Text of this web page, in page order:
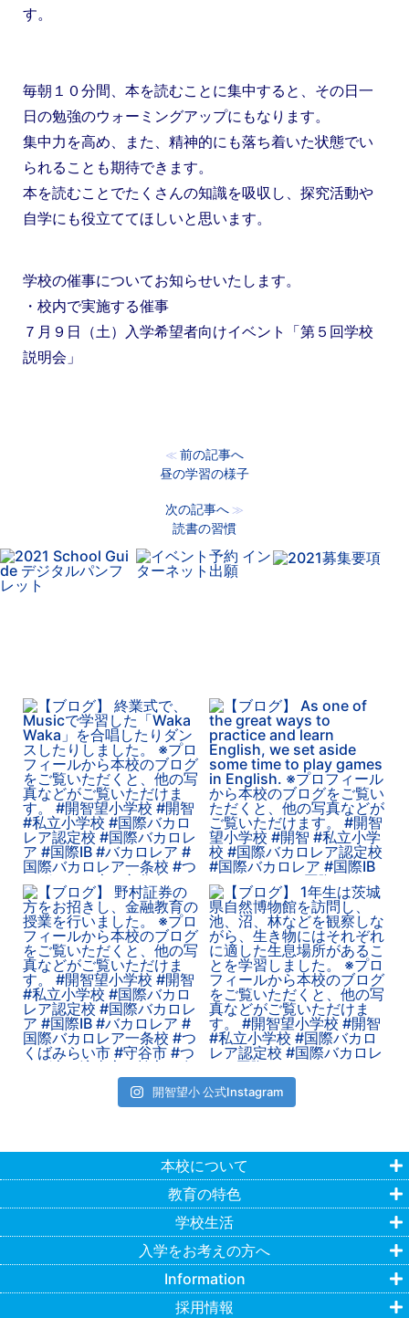
す。
毎朝１０分間、本を読むことに集中すると、その日一
日の勉強のウォーミングアップにもなります。
集中力を高め、また、精神的にも落ち着いた状態でい
られることも期待できます。
本を読むことでたくさんの知識を吸収し、探究活動や
自学にも役立ててほしいと思います。
学校の催事についてお知らせいたします。
・校内で実施する催事
７月９日（土）入学希望者向けイベント「第５回学校
説明会」
≪ 前の記事へ
昼の学習の様子
次の記事へ ≫
読書の習慣
開智望小 公式Instagram
本校について
教育の特色
学校生活
入学をお考えの方へ
Information
採用情報